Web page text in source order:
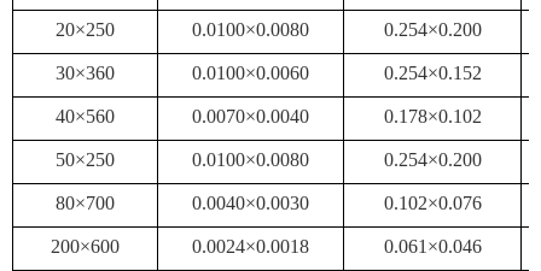
20×250 0.0100×0.0080 0.254×0.200
30×360 0.0100×0.0060 0.254×0.152
40×560 0.0070×0.0040 0.178×0.102
50×250 0.0100×0.0080 0.254×0.200
80×700 0.0040×0.0030 0.102×0.076
200×600 0.0024×0.0018 0.061×0.046